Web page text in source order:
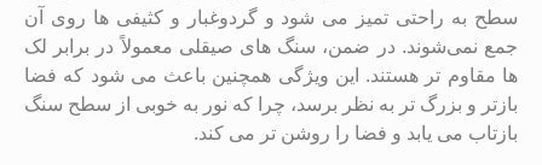
سطح به راحتی تمیز می ‌شود و گردوغبار و کثیفی ‌ها روی آن
جمع نمی‌شوند. در ضمن، سنگ ‌های صیقلی معمولاً در برابر لک
‌ها مقاوم‌ تر هستند. این ویژگی همچنین باعث می ‌شود که فضا
بازتر و بزرگ‌ تر به نظر برسد، چرا که نور به خوبی از سطح سنگ
بازتاب می ‌یابد و فضا را روشن ‌تر می‌ کند.